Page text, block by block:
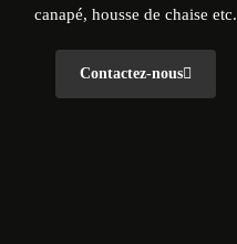
canapé, housse de chaise etc.
Contactez-nous